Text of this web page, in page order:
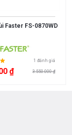
Faster FS-0870WD
1 đánh giá
₫ 3.550.000 ₫